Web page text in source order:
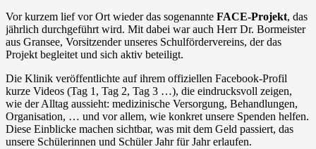
Vor kurzem lief vor Ort wieder das sogenannte FACE-Projekt, das
jährlich durchgeführt wird. Mit dabei war auch Herr Dr. Bormeister
aus Gransee, Vorsitzender unseres Schulfördervereins, der das
Projekt begleitet und sich aktiv beteiligt.
Die Klinik veröffentlichte auf ihrem offiziellen Facebook-Profil
kurze Videos (Tag 1, Tag 2, Tag 3 …), die eindrucksvoll zeigen,
wie der Alltag aussieht: medizinische Versorgung, Behandlungen,
Organisation, … und vor allem, wie konkret unsere Spenden helfen.
Diese Einblicke machen sichtbar, was mit dem Geld passiert, das
unsere Schülerinnen und Schüler Jahr für Jahr erlaufen.